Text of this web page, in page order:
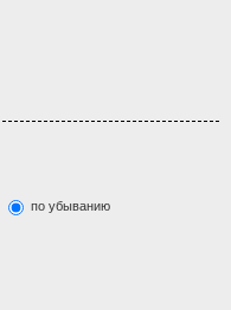
по убыванию